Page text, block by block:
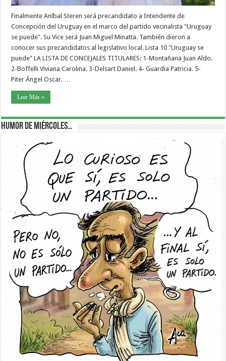
Finalmente Aníbal Steren será precandidato a Intendente de
Concepción del Uruguay en el marco del partido vecinalista "Uruguay
se puede". Su Vice será Juan Miguel Minatta. También dieron a
conocer sus precandidatos al legislativo local. Lista 10 "Uruguay se
puede" LA LISTA DE CONCEJALES TITULARES: 1-Montañana Juan Aldo.
2-Boffelli Viviana Carolina. 3-Delsart Daniel. 4- Guardia Patricia. 5-
Piter Ángel Oscar. …
Leer Más »
Humor de Miércoles…